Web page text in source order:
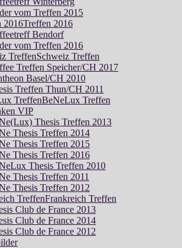
vom Treffen 2015
Treffen 2016
Bendorf
vom Treffen 2016
Schweiz Treffen
Treffen Speicher/CH 2017
Basel/CH 2010
Treffen Thun/CH 2011
BeNeLux Treffen
VIP
Thesis Treffen 2013
Thesis Treffen 2014
Thesis Treffen 2015
Thesis Treffen 2016
Thesis Treffen 2010
Thesis Treffen 2011
Thesis Treffen 2012
Frankreich Treffen
Club de France 2013
Club de France 2014
Club de France 2012